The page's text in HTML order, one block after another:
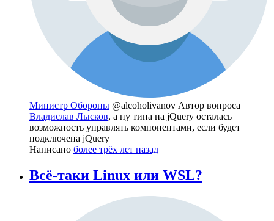
Министр Обороны @alcoholivanov Автор вопроса
Владислав Лысков, а ну типа на jQuery осталась
возможность управлять компонентами, если будет
подключена jQuery
Написано более трёх лет назад
Всё-таки Linux или WSL?